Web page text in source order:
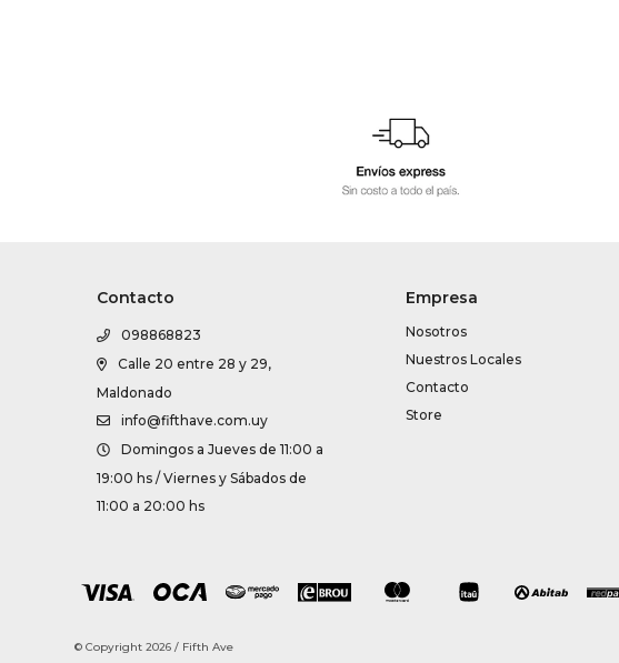
Contacto
098868823
Calle 20 entre 28 y 29,
Maldonado
info@fifthave.com.uy
Domingos a Jueves de 11:00 a
19:00 hs / Viernes y Sábados de
11:00 a 20:00 hs
Empresa
Nosotros
Nuestros Locales
Contacto
Store
© Copyright 2026 / Fifth Ave